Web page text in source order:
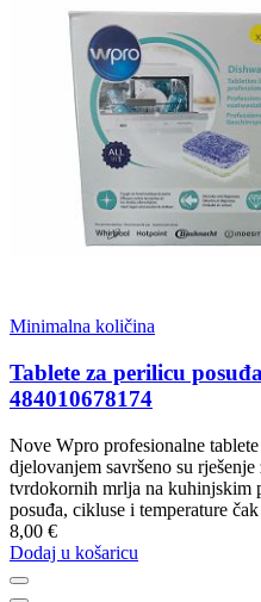
Minimalna količina
Tablete za perilicu
484010678174
Nove Wpro profesionalne
djelovanjem savršeno su
tvrdokornih mrlja na kuhinjskim
posuđa, cikluse i temperature
8,00 €
Dodaj u košaricu